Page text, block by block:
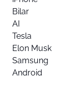
Bilar
AI
Tesla
Elon Musk
Samsung
Android